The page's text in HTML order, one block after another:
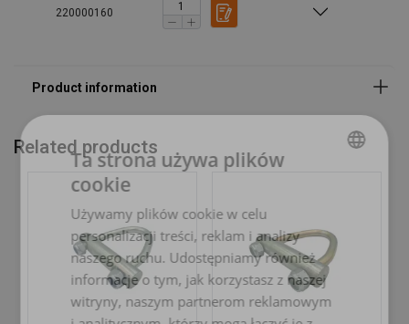
220000160
Related products
ENGLISH TRANSLATION
Ta strona używa plików
cookie
Używamy plików cookie w celu
personalizacji treści, reklam i analizy
naszego ruchu. Udostępniamy również
informacje o tym, jak korzystasz z naszej
witryny, naszym partnerom reklamowym